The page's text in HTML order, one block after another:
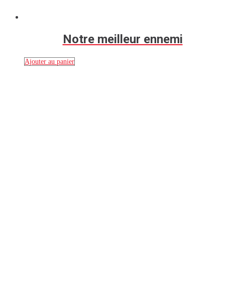
Notre meilleur ennemi
Ajouter au panier